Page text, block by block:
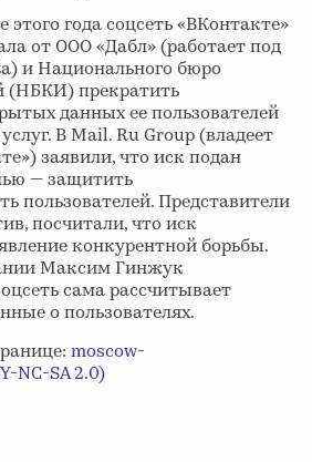
года соцсеть «ВКонтакте»
от ООО «Дабл» (работает под
и Национального бюро
(НБКИ) прекратить
данных ее пользователей
В Mail. Ru Group (владеет
заявили, что иск подан
— защитить
пользователей. Представители
посчитали, что иск
конкурентной борьбы.
Максим Гинжук
сама рассчитывает
о пользователях.
moscow-
NC-SA 2.0)